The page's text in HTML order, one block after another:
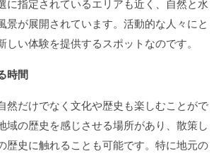
に指定されているエリアも近く、自然と水
景が展開されています。活動的な人々にと
しい体験を提供するスポットなのです。
時間
然だけでなく文化や歴史も楽しむことがで
域の歴史を感じさせる場所があり、散策し
歴史に触れることも可能です。特に地元の